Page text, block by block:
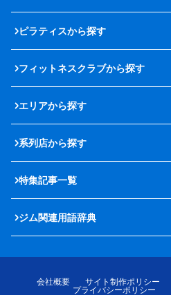
ピラティスから探す
フィットネスクラブから探す
エリアから探す
系列店から探す
特集記事一覧
ジム関連用語辞典
会社概要 サイト制作ポリシー
プライバシーポリシー